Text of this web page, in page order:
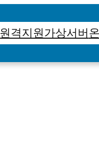
원격지원가상서버